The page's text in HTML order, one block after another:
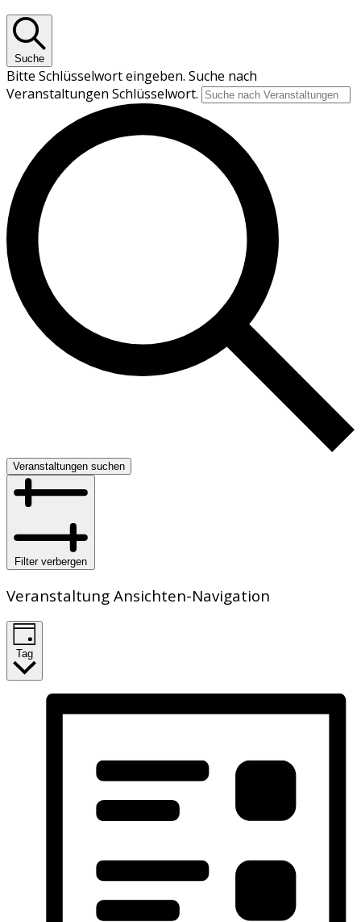
Suche
Bitte Schlüsselwort eingeben. Suche nach
Veranstaltungen Schlüsselwort.
Veranstaltungen suchen
Filter verbergen
Veranstaltung Ansichten-Navigation
Tag